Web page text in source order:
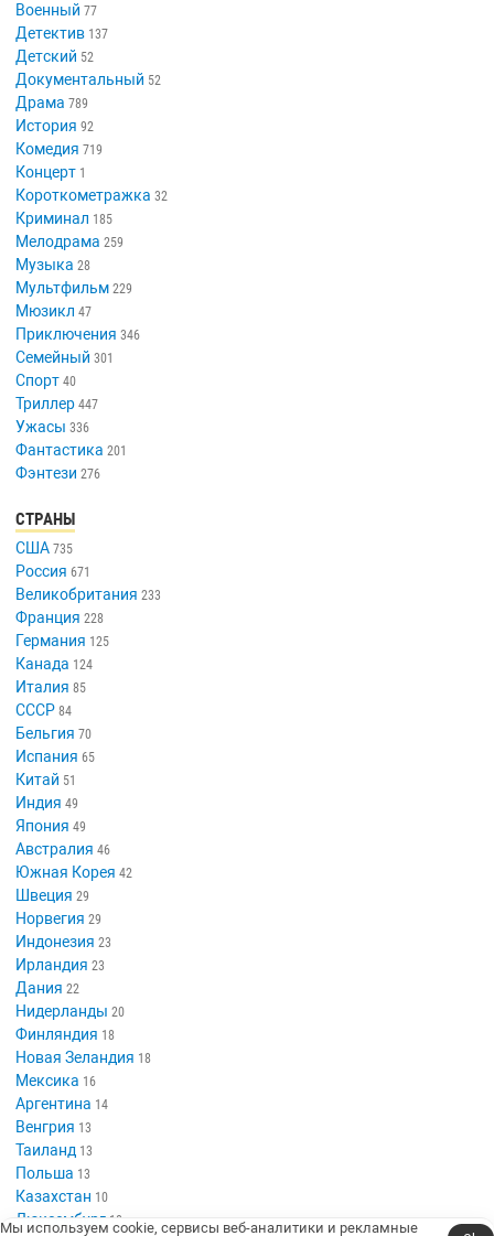
Военный 77
Детектив 137
Детский 52
Документальный 52
Драма 789
История 92
Комедия 719
Концерт 1
Короткометражка 32
Криминал 185
Мелодрама 259
Музыка 28
Мультфильм 229
Мюзикл 47
Приключения 346
Семейный 301
Спорт 40
Триллер 447
Ужасы 336
Фантастика 201
Фэнтези 276
СТРАНЫ
США 735
Россия 671
Великобритания 233
Франция 228
Германия 125
Канада 124
Италия 85
СССР 84
Бельгия 70
Испания 65
Китай 51
Индия 49
Япония 49
Австралия 46
Южная Корея 42
Швеция 29
Норвегия 29
Индонезия 23
Ирландия 23
Дания 22
Нидерланды 20
Финляндия 18
Новая Зеландия 18
Мексика 16
Аргентина 14
Венгрия 13
Таиланд 13
Польша 13
Казахстан 10
Люксембург 10
Мы используем cookie, сервисы веб-аналитики и рекламные